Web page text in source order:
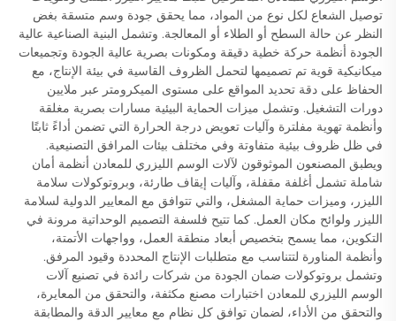
توصيل الشعاع لكل نوع من المواد، مما يحقق جودة وسم متسقة بغض
النظر عن حالة السطح أو الطلاء أو المعالجة. وتشمل البنية الصناعية عالية
الجودة أنظمة حركة خطية دقيقة ومكونات بصرية عالية الجودة وتجميعات
ميكانيكية قوية تم تصميمها لتحمل الظروف القاسية في بيئة الإنتاج، مع
الحفاظ على دقة تحديد المواقع على مستوى الميكرومتر عبر ملايين
دورات التشغيل. وتشمل ميزات الحماية البيئية مسارات بصرية مغلقة
وأنظمة تهوية مفلترة وآليات تعويض درجة الحرارة التي تضمن أداءً ثابتًا
في ظل ظروف بيئية متفاوتة وفي مختلف بيئات المرافق التصنيعية.
ويطبق المصنعون الموثوقون لآلات الوسم الليزري للمعادن أنظمة أمان
شاملة تشمل أغلفة مقفلة، وآليات إيقاف طارئة، وبروتوكولات سلامة
الليزر، وميزات حماية المشغل، والتي تتوافق مع المعايير الدولية لسلامة
الليزر ولوائح مكان العمل. كما تتيح فلسفة التصميم الوحداتية مرونة في
التكوين، مما يسمح بتخصيص أبعاد منطقة العمل، وواجهات الأتمتة،
وأنظمة المناورة لتتناسب مع متطلبات الإنتاج المحددة وقيود المرفق.
وتشمل بروتوكولات ضمان الجودة من شركات رائدة في تصنيع آلات
الوسم الليزري للمعادن اختبارات مصنع مكثفة، والتحقق من المعايرة،
والتحقق من الأداء، لضمان توافق كل نظام مع معايير الدقة والمطابقة